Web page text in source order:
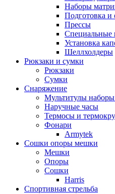
Наборы
Подготовка и
Прессы
Специальные
Установка
Шеллхолдеры
Рюкзаки и сумки
Рюкзаки
Сумки
Снаряжение
Мультитулы
Наручные часы
Термосы и
Фонари
Armytek
Сошки опоры мешки
Мешки
Опоры
Сошки
Harris
Спортивная стрельба